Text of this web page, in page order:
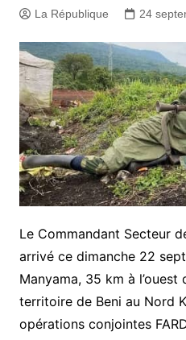
La République 24
Le Commandant Secteur
arrivé ce dimanche 22
Manyama, 35 km à
territoire de Beni au Nord
opérations conjointes